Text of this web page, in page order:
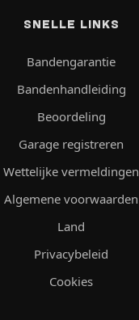
SNELLE LINKS
Bandengarantie
Bandenhandleiding
Beoordeling
Garage registreren
Wettelijke vermeldingen
Algemene voorwaarden
Land
Privacybeleid
Cookies